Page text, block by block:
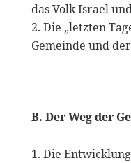
das Volk Israel
Die „letzten
Gemeinde und
B. Der Weg der
Die